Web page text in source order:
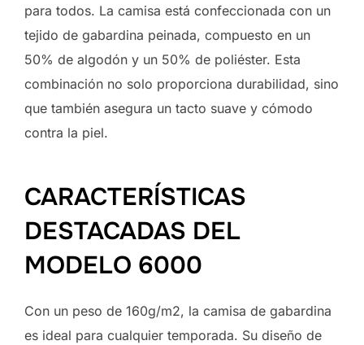
para todos. La camisa está confeccionada con un
tejido de gabardina peinada, compuesto en un
50% de algodón y un 50% de poliéster. Esta
combinación no solo proporciona durabilidad, sino
que también asegura un tacto suave y cómodo
contra la piel.
CARACTERÍSTICAS
DESTACADAS DEL
MODELO 6000
Con un peso de 160g/m2, la camisa de gabardina
es ideal para cualquier temporada. Su diseño de